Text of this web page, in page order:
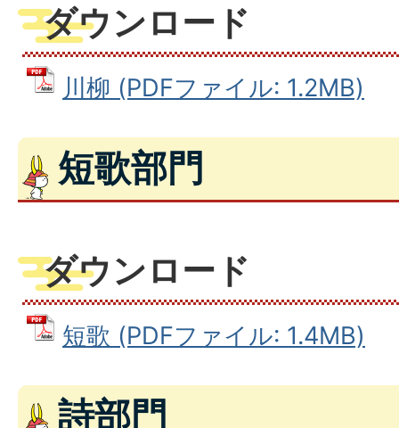
ダウンロード
川柳 (PDFファイル: 1.2MB)
短歌部門
ダウンロード
短歌 (PDFファイル: 1.4MB)
詩部門